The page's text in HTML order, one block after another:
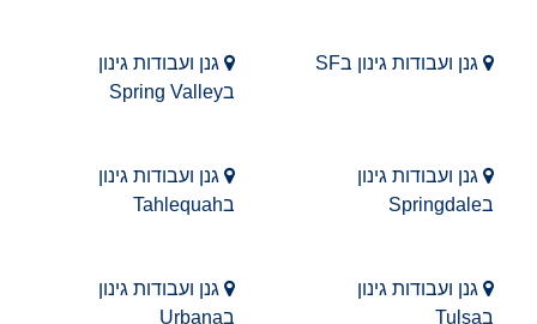
גנן ועבודות גינון בSF
גנן ועבודות גינון
בSpring Valley
גנן ועבודות גינון
בSpringdale
גנן ועבודות גינון
בTahlequah
גנן ועבודות גינון
בTulsa
גנן ועבודות גינון
בUrbana